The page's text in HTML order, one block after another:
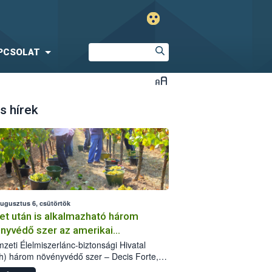
hírek
6, csütörtök
után is alkalmazható három
szer az amerikai
ellen
Élelmiszerlánc-biztonsági Hivatal
három növényvédő szer – Decis Forte,
24 EW, Oroganic – engedélyokiratát